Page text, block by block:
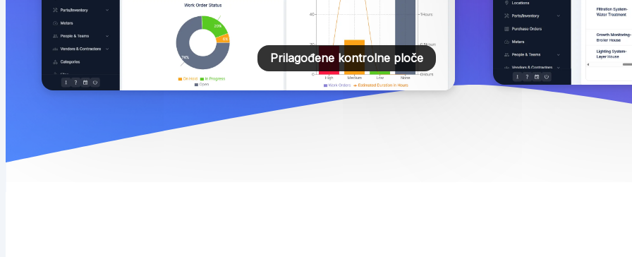
Prilagođene kontrolne ploče